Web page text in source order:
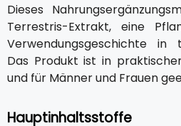
Dieses
Terrestris-Extrakt, eine
Verwendungsgeschichte in
Das Produkt ist in
und für Männer und Frauen
Hauptinhaltsstoffe